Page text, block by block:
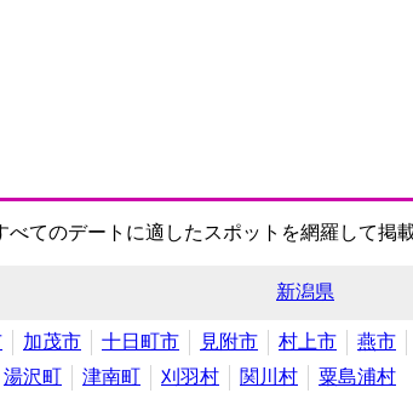
てのデートに適したスポットを網羅して掲
新潟県
加茂市 十日町市 見附市 村上市 燕市
湯沢町 津南町 刈羽村 関川村 粟島浦村